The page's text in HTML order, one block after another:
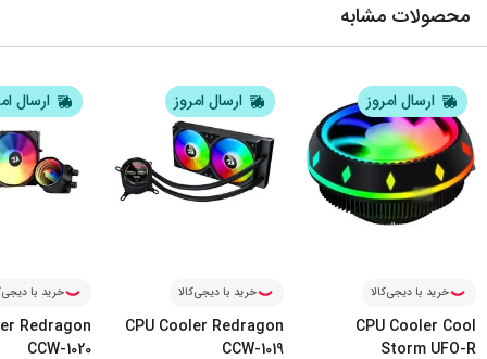
محصولات مشابه
ارسال امروز
خرید با دیجی‌کالا
CPU Cooler Cool
Storm UFO-R
ارسال امروز
خرید با دیجی‌کالا
CPU Cooler Redragon
CCW-1019
ارسال
خرید با
Redragon
CCW-1020